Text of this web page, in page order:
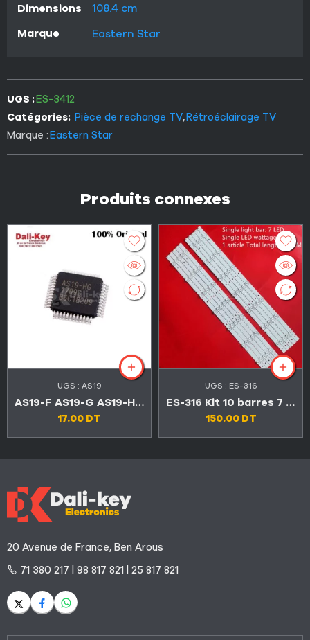
Dimensions
108.4 cm
Marque
Eastern Star
UGS :ES-3412
Catégories: Pièce de rechange TV,Rétroéclairage TV
Marque :Eastern Star
Produits connexes
UGS : AS19
AS19-F AS19-G AS19-HG AS19-H1G
17.00 DT
UGS : ES-316
ES-316 Kit 10 barres 7 LED TV CONDOR 55″ U55A7300
150.00 DT
20 Avenue de France, Ben Arous
71 380 217 | 98 817 821 | 25 817 821